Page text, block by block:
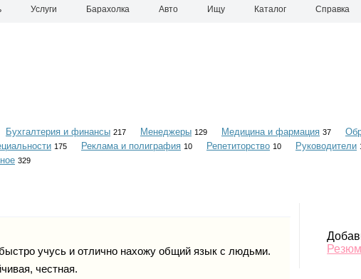
Услуги Барахолка Авто Ищу Каталог Справка
Бухгалтерия и финансы 217 Менеджеры 129 Медицина и фармация 37
175 Реклама и полиграфия 10 Репетиторство 10 Руководители
329
учусь и отлично нахожу общий язык с людьми.
честная.